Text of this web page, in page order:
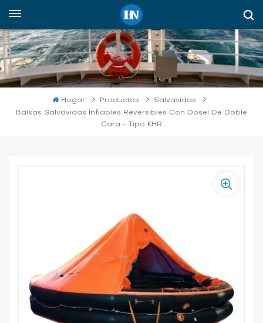
Español
English
русский
español
Hogar Productos
Salvavidas
Balsas Salvavidas Inflables Reversibles Con Dosel De Doble
Cara - Tipo KHR